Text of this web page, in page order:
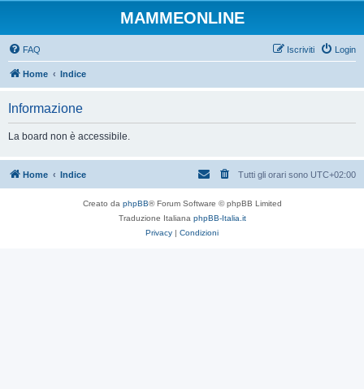
MAMMEONLINE
FAQ Login
Iscriviti
Home Indice
Informazione
La board non è accessibile.
Home Indice Tutti gli orari sono UTC+02:00
Creato da phpBB® Forum Software © phpBB Limited
Traduzione Italiana phpBB-Italia.it
Privacy | Condizioni